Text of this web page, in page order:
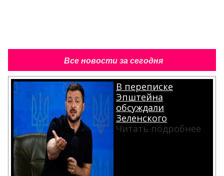
Все новости за сегодня
В переписке
Эпштейна
обсуждали
Зеленского
Читать подробнее